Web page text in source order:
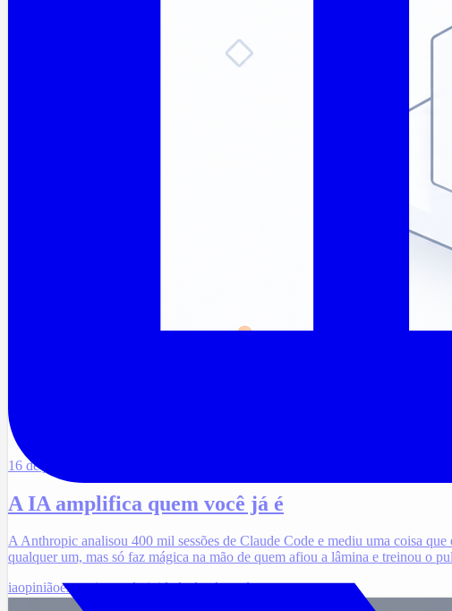
16 de jun. de 2026
A IA amplifica quem você já é
A Anthropic analisou 400 mil sessões de Claude Code e mediu uma coisa
qualquer um, mas só faz mágica na mão de quem afiou a lâmina e treinou o
iaopiniãoexpertiseprodutividadeclaude-code